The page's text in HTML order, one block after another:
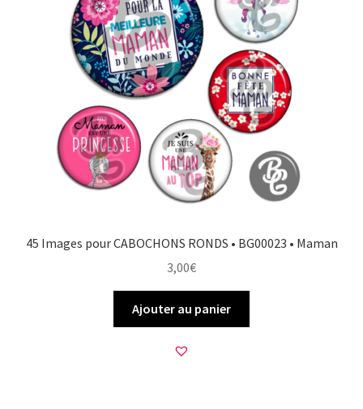
45 Images pour CABOCHONS RONDS • BG00023 • Maman
3,00€
Ajouter au panier